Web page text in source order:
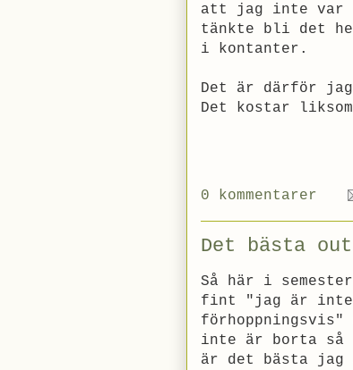
att jag inte var
tänkte bli det
i kontanter.
Det är därför
Det kostar
0 kommentarer
Det bästa
Så här i
fint "jag är inte
förhoppningsvis"
inte är borta så
är det bästa jag